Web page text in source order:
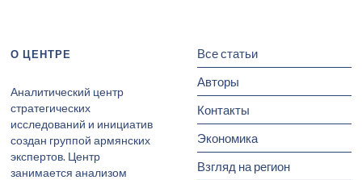
О ЦЕНТРЕ
Аналитический центр
стратегических
исследований и инициатив
создан группой армянских
экспертов. Центр
занимается анализом
Все статьи
Авторы
Контакты
Экономика
Взгляд на регион